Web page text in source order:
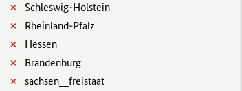
Schleswig-Holstein
Rheinland-Pfalz
Hessen
Brandenburg
sachsen__freistaat